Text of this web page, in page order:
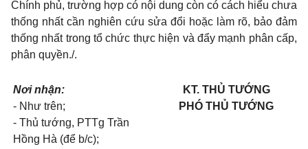
Chính phủ, trường hợp có nội dung còn có cách hiểu chưa
thống nhất cần nghiên cứu sửa đổi hoặc làm rõ, bảo đảm
thống nhất trong tổ chức thực hiện và đẩy mạnh phân cấp,
phân quyền./.
Nơi nhận:
- Như trên;
- Thủ tướng, PTTg Trần
Hồng Hà (để b/c);
KT. THỦ TƯỚNG
PHÓ THỦ TƯỚNG